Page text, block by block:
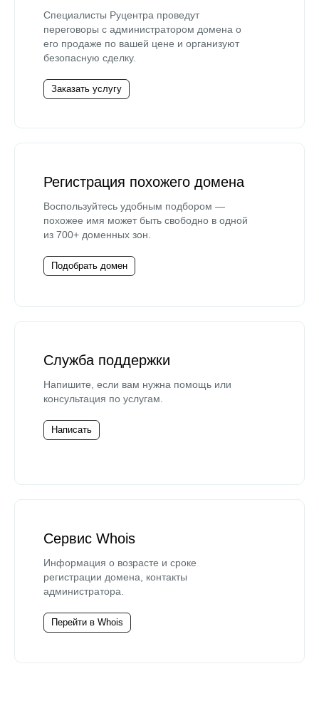
Специалисты Руцентра проведут
переговоры с администратором домена о
его продаже по вашей цене и организуют
безопасную сделку.
Заказать услугу
Регистрация похожего домена
Воспользуйтесь удобным подбором —
похожее имя может быть свободно в одной
из 700+ доменных зон.
Подобрать домен
Служба поддержки
Напишите, если вам нужна помощь или
консультация по услугам.
Написать
Сервис Whois
Информация о возрасте и сроке
регистрации домена, контакты
администратора.
Перейти в Whois